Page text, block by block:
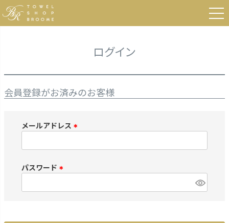
HOME ログイン
ログイン
会員登録がお済みのお客様
メールアドレス
必
)
パスワード
必